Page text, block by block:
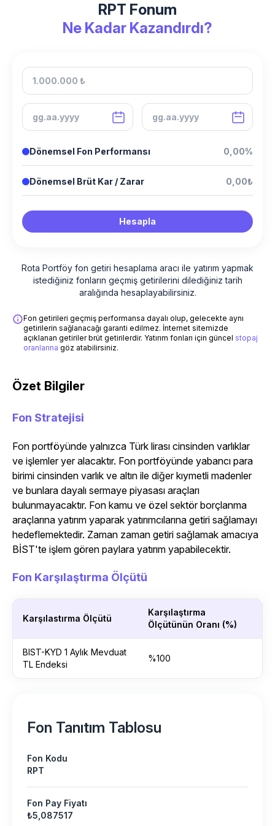
RPT Fonum
Ne Kadar Kazandırdı?
Dönemsel Fon Performansı 0,00%
Dönemsel Brüt Kar / Zarar 0,00₺
Hesapla
Rota Portföy fon getiri hesaplama aracı ile yatırım yapmak
istediğiniz fonların geçmiş getirilerini dilediğiniz tarih
aralığında hesaplayabilirsiniz.
Fon getirileri geçmiş performansa dayalı olup, gelecekte aynı
getirilerin sağlanacağı garanti edilmez. İnternet sitemizde
açıklanan getiriler brüt getirilerdir. Yatırım fonları için güncel stopaj
oranlarına göz atabilirsiniz.
Özet Bilgiler
Fon Stratejisi
Fon portföyünde yalnızca Türk lirası cinsinden varlıklar
ve işlemler yer alacaktır. Fon portföyünde yabancı para
birimi cinsinden varlık ve altın ile diğer kıymetli madenler
ve bunlara dayalı sermaye piyasası araçları
bulunmayacaktır. Fon kamu ve özel sektör borçlanma
araçlarına yatırım yaparak yatırımcılarına getiri sağlamayı
hedeflemektedir. Zaman zaman getiri sağlamak amacıya
BİST'te işlem gören paylara yatırım yapabilecektir.
Fon Karşılaştırma Ölçütü
Karşılastırma Ölçütü
Karşılaştırma
Ölçütünün Oranı (%)
BIST-KYD 1 Aylık Mevduat
TL Endeksi
%100
Fon Tanıtım Tablosu
Fon Kodu
RPT
Fon Pay Fiyatı
₺5,087517